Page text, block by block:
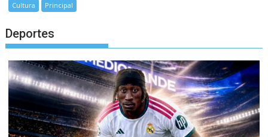
Cultura Principal
Deportes